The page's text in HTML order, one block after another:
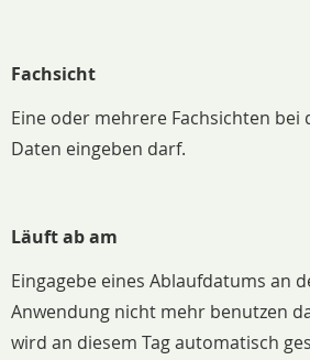
Fachsicht
Eine oder mehrere Fachsichten bei
Daten eingeben darf.
Läuft ab am
Eingagebe eines Ablaufdatums an
Anwendung nicht mehr benutzen
wird an diesem Tag automatisch